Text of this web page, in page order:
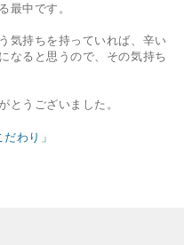
最中です。
気持ちを持っていれば、辛い
なると思うので、その気持ち
とうございました。
わり」